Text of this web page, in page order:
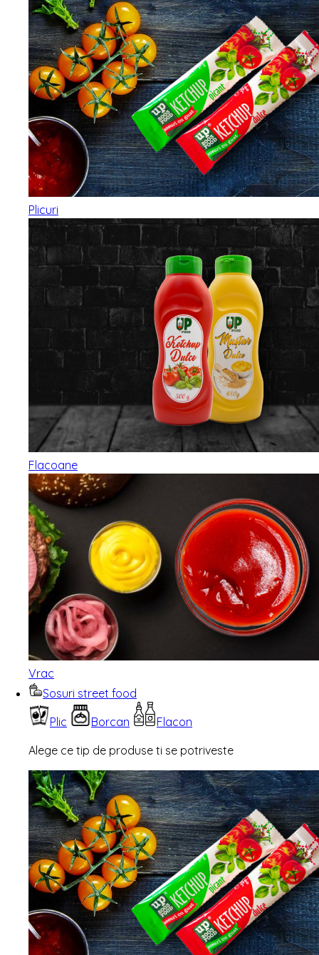
Plicuri
Flacoane
Vrac
Sosuri street food
Plic
Borcan
Flacon
Alege ce tip de produse ti se potriveste